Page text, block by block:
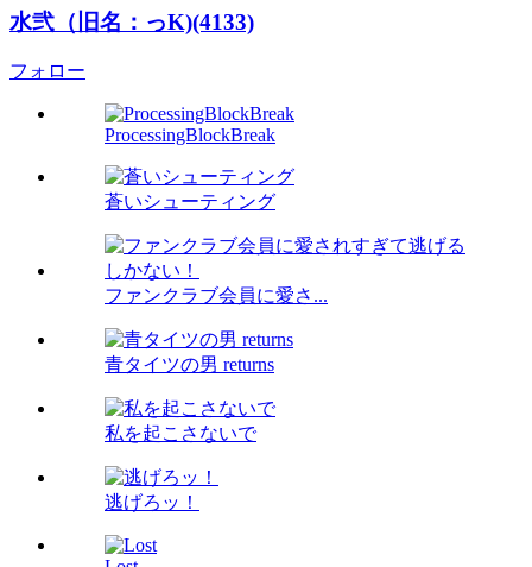
水弐（旧名：っK)(4133)
フォロー
ProcessingBlockBreak
蒼いシューティング
ファンクラブ会員に愛さ...
青タイツの男 returns
私を起こさないで
逃げろッ！